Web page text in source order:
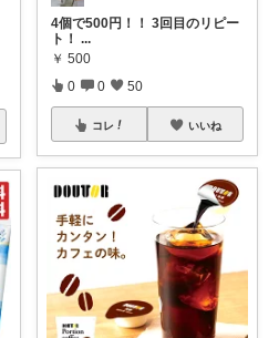
4個で500円！！ 3回目のリピー
ト！ ...
￥ 500
0 0 50
コレ いいね